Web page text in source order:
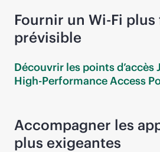
Fournir un Wi-Fi plus
prévisible
Découvrir les points d’accès
High-Performance Access
Accompagner les
plus exigeantes